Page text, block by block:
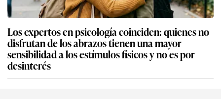
Los expertos en psicología coinciden: quienes no
disfrutan de los abrazos tienen una mayor
sensibilidad a los estímulos físicos y no es por
desinterés